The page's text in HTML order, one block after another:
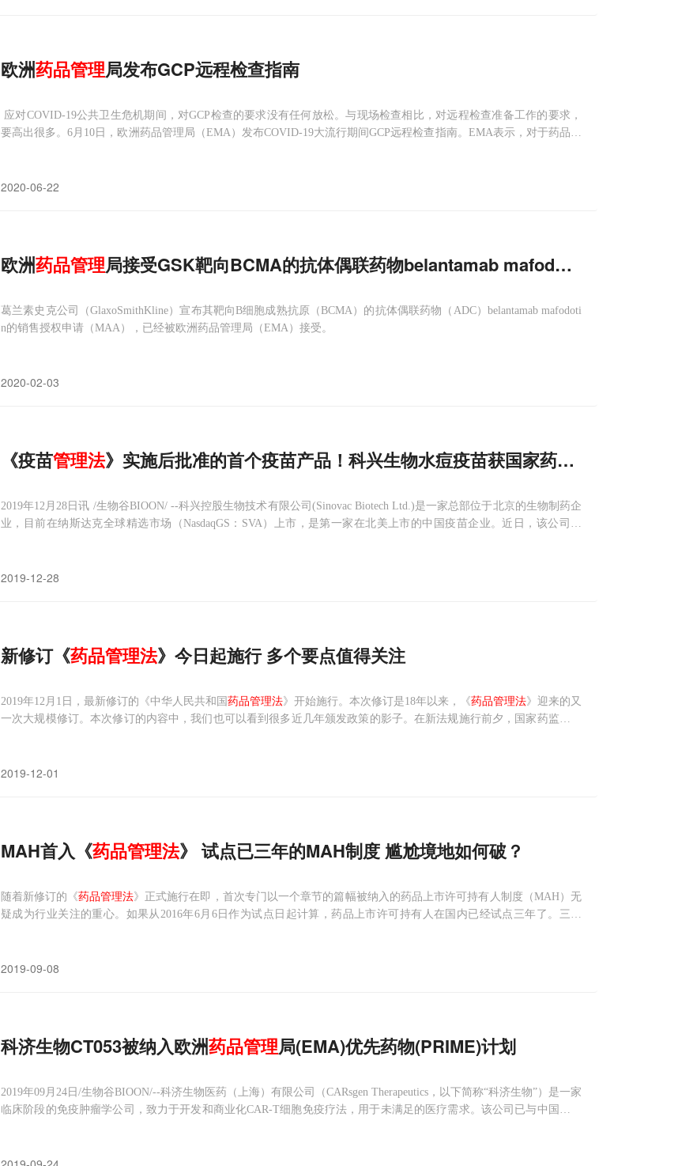
欧洲药品管理局发布GCP远程检查指南
应对COVID-19公共卫生危机期间，对GCP检查的要求没有任何放松。与现场检查相比，对远程检查准备工作的要求，
要高出很多。6月10日，欧洲药品管理局（EMA）发布COVID-19大流行期间GCP远程检查指南。EMA表示，对于药品上
2020-06-22
欧洲药品管理局接受GSK靶向BCMA的抗体偶联药物belantamab mafodotin的销售授权
葛兰素史克公司（GlaxoSmithKline）宣布其靶向B细胞成熟抗原（BCMA）的抗体偶联药物（ADC）belantamab mafodoti
n的销售授权申请（MAA），已经被欧洲药品管理局（EMA）接受。
2020-02-03
《疫苗管理法》实施后批准的首个疫苗产品！科兴生物水痘疫苗获国家药监局(NMPA)批
2019年12月28日讯 /生物谷BIOON/ --科兴控股生物技术有限公司(Sinovac Biotech Ltd.)是一家总部位于北京的生物制药企
业，目前在纳斯达克全球精选市场（NasdaqGS：SVA）上市，是第一家在北美上市的中国疫苗企业。近日，该公司宣
2019-12-28
新修订《药品管理法》今日起施行 多个要点值得关注
2019年12月1日，最新修订的《中华人民共和国 药品管理法》开始施行。本次修订是18年以来，《药品管理法》迎来的又
一次大规模修订。本次修订的内容中，我们也可以看到很多近几年颁发政策的影子。在新法规施行前夕，国家药监局又
2019-12-01
MAH首入《药品管理法》 试点已三年的MAH制度 尴尬境地如何破？
随着新修订的《药品管理法》正式施行在即，首次专门以一个章节的篇幅被纳入的药品上市许可持有人制度（MAH）无
疑成为行业关注的重心。如果从2016年6月6日作为试点日起计算，药品上市许可持有人在国内已经试点三年了。三年
2019-09-08
科济生物CT053被纳入欧洲药品管理局(EMA)优先药物(PRIME)计划
2019年09月24日/生物谷BIOON/--科济生物医药（上海）有限公司（CARsgen Therapeutics，以下简称“科济生物”）是一家
临床阶段的免疫肿瘤学公司，致力于开发和商业化CAR-T细胞免疫疗法，用于未满足的医疗需求。该公司已与中国顶尖